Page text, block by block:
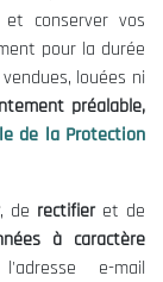
conserver vos
pour la durée
louées ni
préalable,
de la Protection
, de rectifieret de
à caractère
e-mail